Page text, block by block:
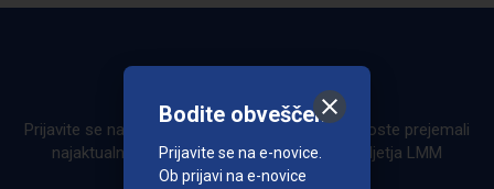
Bodite obveščeni
Prijavite se na e-novice. Ob prijavi na e-novice boste prejemali
najaktualnejše novice, akcije in obvestila podjetja LMM
Profesional.
Bodite obveščeni
Prijavite se na e-novice.
Ob prijavi na e-novice